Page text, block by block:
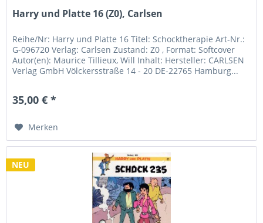
Harry und Platte 16 (Z0), Carlsen
Reihe/Nr: Harry und Platte 16 Titel: Schocktherapie Art-Nr.:
G-096720 Verlag: Carlsen Zustand: Z0 , Format: Softcover
Autor(en): Maurice Tillieux, Will Inhalt: Hersteller: CARLSEN
Verlag GmbH Völckersstraße 14 - 20 DE-22765 Hamburg...
35,00 € *
Merken
NEU